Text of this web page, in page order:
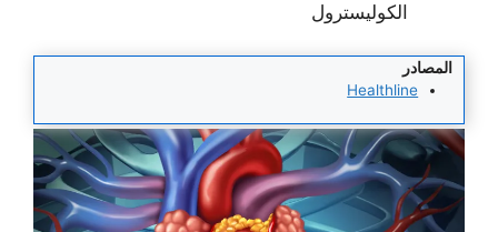
الكوليسترول
المصادر
Healthline